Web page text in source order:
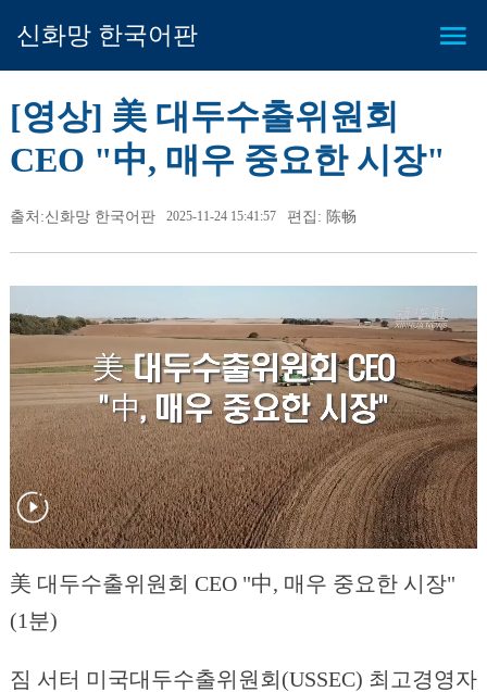
신화망 한국어판
[영상] 美 대두수출위원회
CEO "中, 매우 중요한 시장"
출처:신화망 한국어판 2025-11-24 15:41:57 편집: 陈畅
美 대두수출위원회 CEO "中, 매우 중요한 시장"
(1분)
짐 서터 미국대두수출위원회(USSEC) 최고경영자